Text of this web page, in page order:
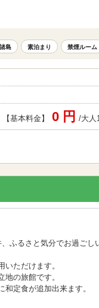
島 素泊まり 禁煙ルーム
【基本料金】 0 円 /大人
ふるさと気分でお過ごし
ただけます。
の旅館です。
定食が追加出来ます。